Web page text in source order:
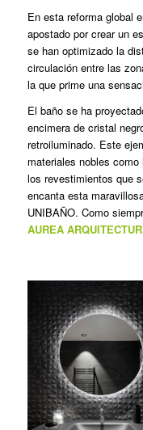
En esta reforma global
apostado por crear un
se han optimizado la
circulación entre las
la que prime una
El baño se ha
encimera de cristal
retroiluminado. Este
materiales nobles
los revestimientos que
encanta esta
UNIBAÑO. Como
AUREA